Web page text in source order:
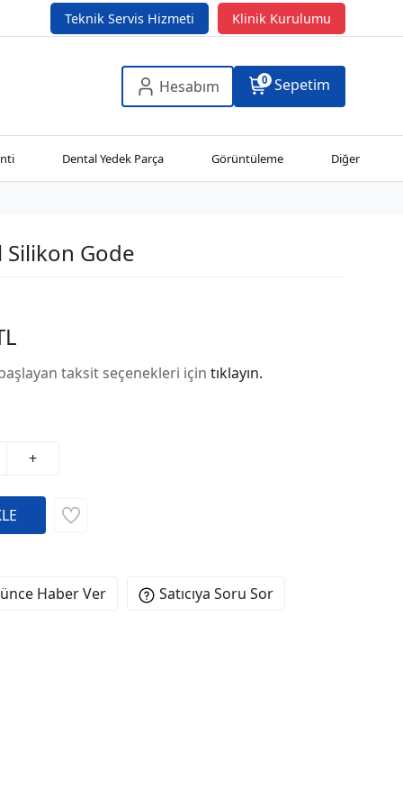
Teknik Servis Hizmeti Klinik Kurulumu
Hesabım 0 Sepetim
Dental Yedek Parça Görüntüleme Diğer
Silikon Gode
taksit seçenekleri içintıklayın.
+
Haber Ver Satıcıya Soru Sor